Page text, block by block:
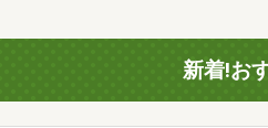
新着!お